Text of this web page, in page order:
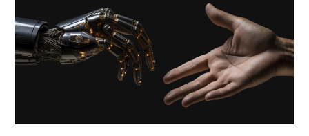
Artificial